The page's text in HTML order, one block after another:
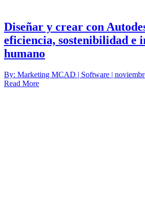
Diseñar y crear con
eficiencia, sostenibilidad e
humano
By: Marketing MCAD | Software |
Read More